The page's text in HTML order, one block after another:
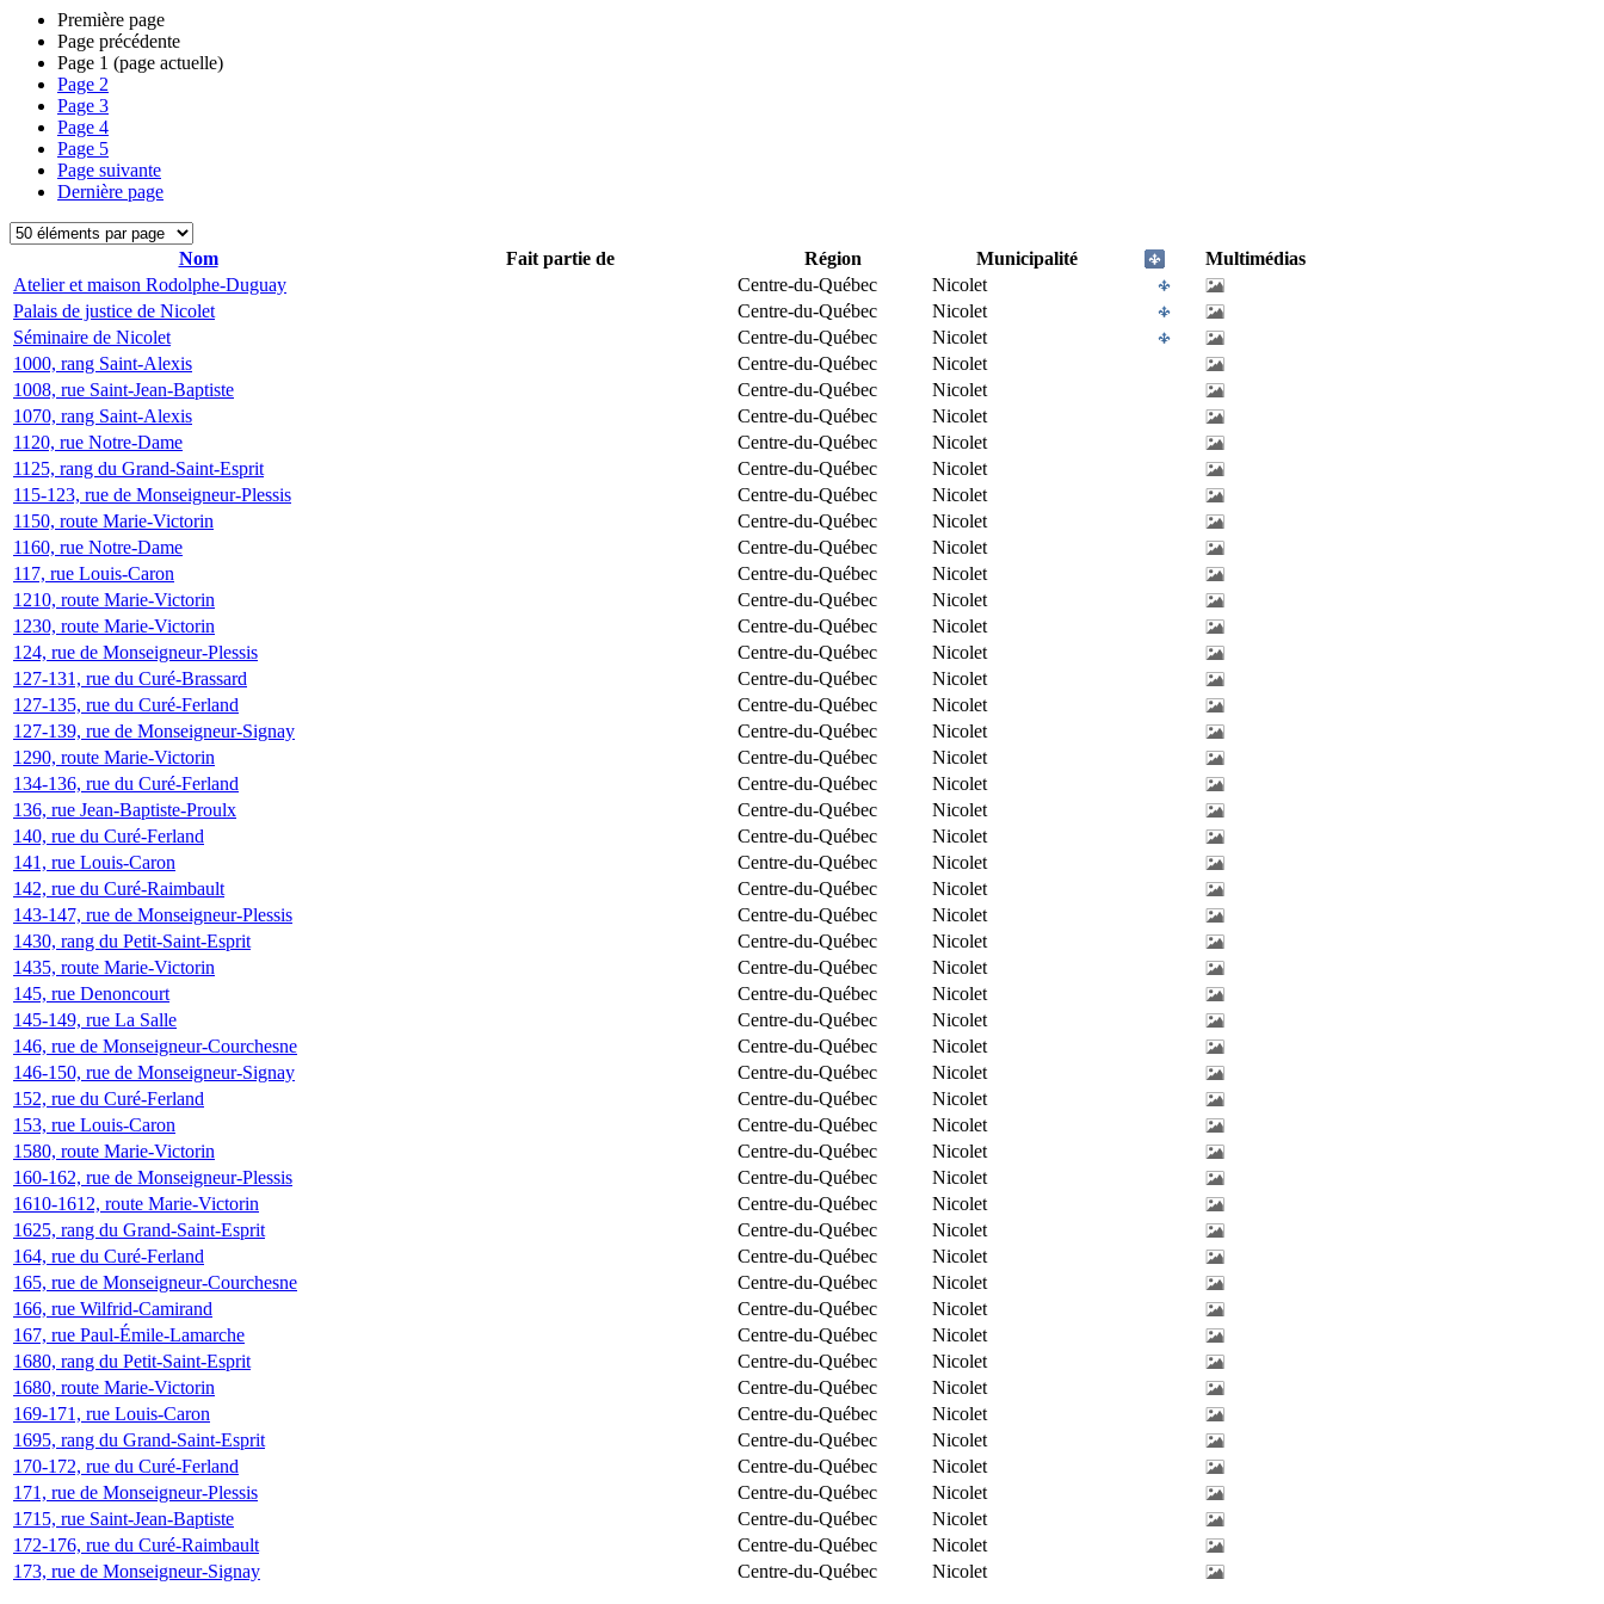
Première page
Page précédente
Page 1 (page actuelle)
Page 2
Page 3
Page 4
Page 5
Page suivante
Dernière page
Nom Fait partie de Région Municipalité
Multimédias
Atelier et maison Rodolphe-Duguay
Centre-du-Québec
Nicolet
Palais de justice de Nicolet
Centre-du-Québec
Nicolet
Séminaire de Nicolet
Centre-du-Québec
Nicolet
1000, rang Saint-Alexis
Centre-du-Québec
Nicolet
1008, rue Saint-Jean-Baptiste
Centre-du-Québec
Nicolet
1070, rang Saint-Alexis
Centre-du-Québec
Nicolet
1120, rue Notre-Dame
Centre-du-Québec
Nicolet
1125, rang du Grand-Saint-Esprit
Centre-du-Québec
Nicolet
115-123, rue de Monseigneur-Plessis
Centre-du-Québec
Nicolet
1150, route Marie-Victorin
Centre-du-Québec
Nicolet
1160, rue Notre-Dame
Centre-du-Québec
Nicolet
117, rue Louis-Caron
Centre-du-Québec
Nicolet
1210, route Marie-Victorin
Centre-du-Québec
Nicolet
1230, route Marie-Victorin
Centre-du-Québec
Nicolet
124, rue de Monseigneur-Plessis
Centre-du-Québec
Nicolet
127-131, rue du Curé-Brassard
Centre-du-Québec
Nicolet
127-135, rue du Curé-Ferland
Centre-du-Québec
Nicolet
127-139, rue de Monseigneur-Signay
Centre-du-Québec
Nicolet
1290, route Marie-Victorin
Centre-du-Québec
Nicolet
134-136, rue du Curé-Ferland
Centre-du-Québec
Nicolet
136, rue Jean-Baptiste-Proulx
Centre-du-Québec
Nicolet
140, rue du Curé-Ferland
Centre-du-Québec
Nicolet
141, rue Louis-Caron
Centre-du-Québec
Nicolet
142, rue du Curé-Raimbault
Centre-du-Québec
Nicolet
143-147, rue de Monseigneur-Plessis
Centre-du-Québec
Nicolet
1430, rang du Petit-Saint-Esprit
Centre-du-Québec
Nicolet
1435, route Marie-Victorin
Centre-du-Québec
Nicolet
145, rue Denoncourt
Centre-du-Québec
Nicolet
145-149, rue La Salle
Centre-du-Québec
Nicolet
146, rue de Monseigneur-Courchesne
Centre-du-Québec
Nicolet
146-150, rue de Monseigneur-Signay
Centre-du-Québec
Nicolet
152, rue du Curé-Ferland
Centre-du-Québec
Nicolet
153, rue Louis-Caron
Centre-du-Québec
Nicolet
1580, route Marie-Victorin
Centre-du-Québec
Nicolet
160-162, rue de Monseigneur-Plessis
Centre-du-Québec
Nicolet
1610-1612, route Marie-Victorin
Centre-du-Québec
Nicolet
1625, rang du Grand-Saint-Esprit
Centre-du-Québec
Nicolet
164, rue du Curé-Ferland
Centre-du-Québec
Nicolet
165, rue de Monseigneur-Courchesne
Centre-du-Québec
Nicolet
166, rue Wilfrid-Camirand
Centre-du-Québec
Nicolet
167, rue Paul-Émile-Lamarche
Centre-du-Québec
Nicolet
1680, rang du Petit-Saint-Esprit
Centre-du-Québec
Nicolet
1680, route Marie-Victorin
Centre-du-Québec
Nicolet
169-171, rue Louis-Caron
Centre-du-Québec
Nicolet
1695, rang du Grand-Saint-Esprit
Centre-du-Québec
Nicolet
170-172, rue du Curé-Ferland
Centre-du-Québec
Nicolet
171, rue de Monseigneur-Plessis
Centre-du-Québec
Nicolet
1715, rue Saint-Jean-Baptiste
Centre-du-Québec
Nicolet
172-176, rue du Curé-Raimbault
Centre-du-Québec
Nicolet
173, rue de Monseigneur-Signay
Centre-du-Québec Nicolet